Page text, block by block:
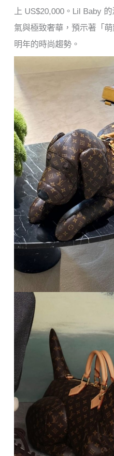
上 US$20,000。Lil Baby
氣與極致奢華，預示著「
明年的時尚趨勢。